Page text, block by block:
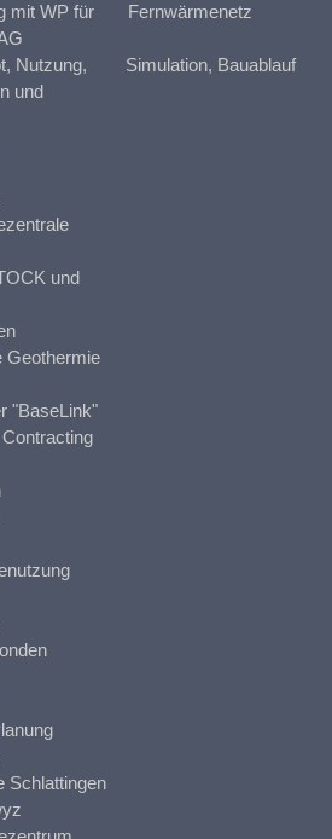
mit WP für Fernwärmenetz
Nutzung, Simulation, Bauablauf
und
und
Geothermie
"BaseLink"
Schlattingen